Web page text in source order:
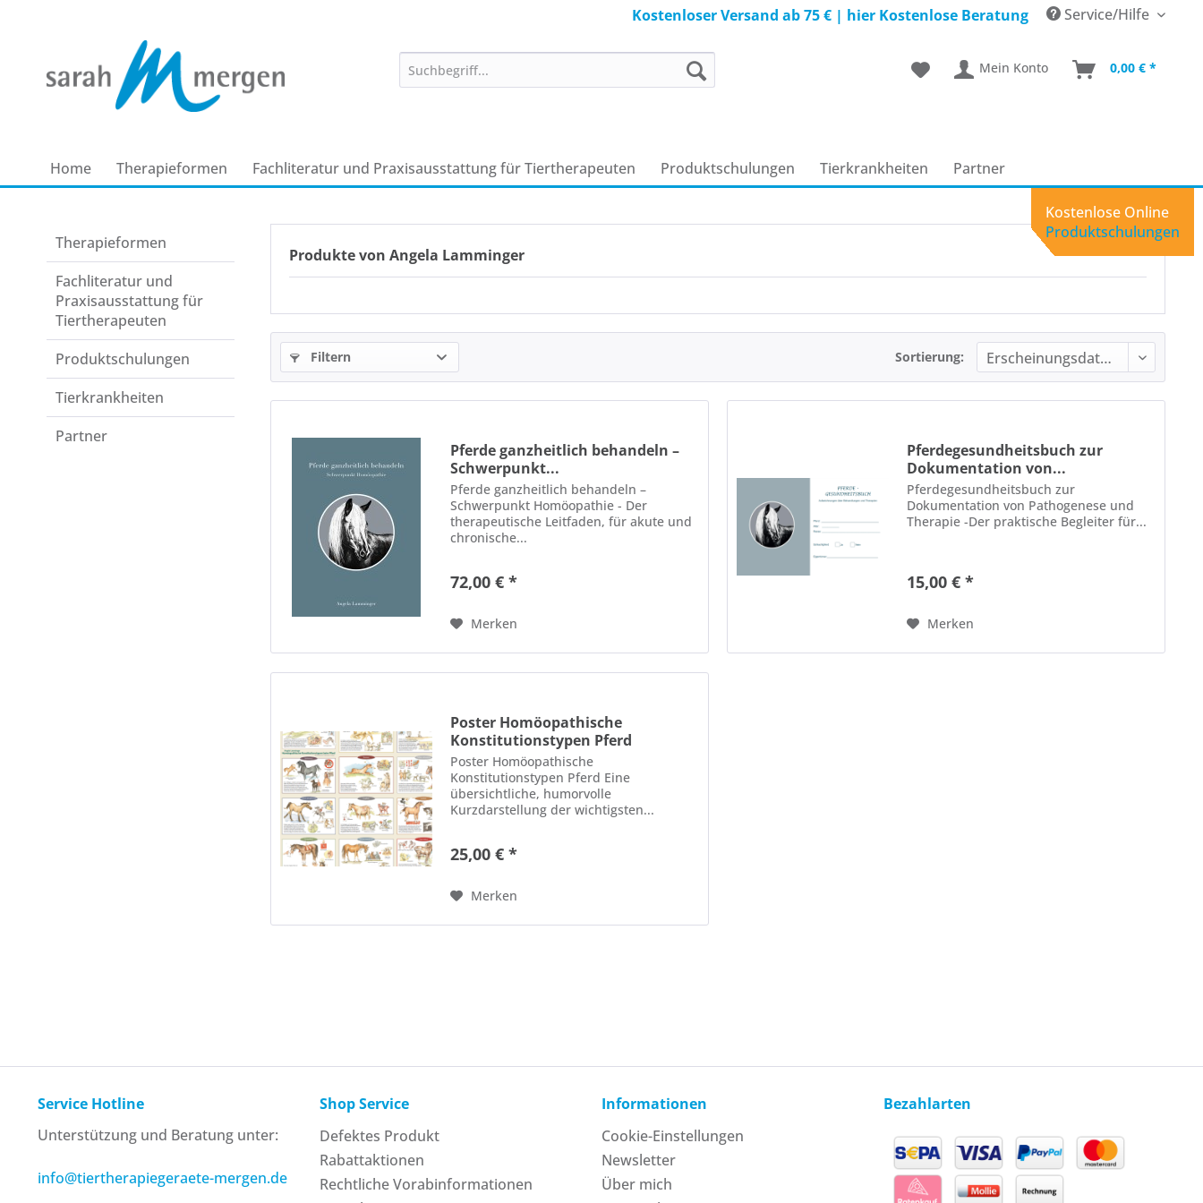
Service/Hilfe
Kostenloser Versand ab 75 € | hier Kostenlose Beratung
Mein Konto 0,00 € *
Home Therapie­formen Fachliteratur und Praxisausstattung für Tiertherapeuten Produkt­schulungen Tierkrankheiten Partner
Therapie­formen
Fachliteratur und
Praxisausstattung für
Tiertherapeuten
Produkt­schulungen
Tierkrankheiten
Partner
Produkte von Angela Lamminger
Filtern Sortierung:
Pferde ganzheitlich behandeln –
Schwerpunkt...
Pferde ganzheitlich behandeln –
Schwerpunkt Homöopathie - Der
therapeutische Leitfaden, für akute und
chronische...
72,00 € *
Merken
Pferdegesundheitsbuch zur
Dokumentation von...
Pferdegesundheitsbuch zur
Dokumentation von Pathogenese und
Therapie -Der praktische Begleiter für...
15,00 € *
Merken
Poster Homöopathische
Konstitutionstypen Pferd
Poster Homöopathische
Konstitutionstypen Pferd Eine
übersichtliche, humorvolle
Kurzdarstellung der wichtigsten...
25,00 € *
Merken
Kostenlose Online
Produktschulungen
Service Hotline
Unterstützung und Beratung unter:
info@tiertherapiegeraete-mergen.de
Shop Service
Defektes Produkt
Rabattaktionen
Rechtliche Vorabinformationen
Informationen
Cookie-Einstellungen
Newsletter
Über mich
Bezahlarten